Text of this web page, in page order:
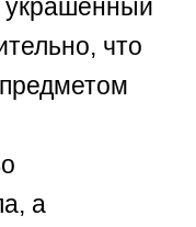
украшенный
что
а